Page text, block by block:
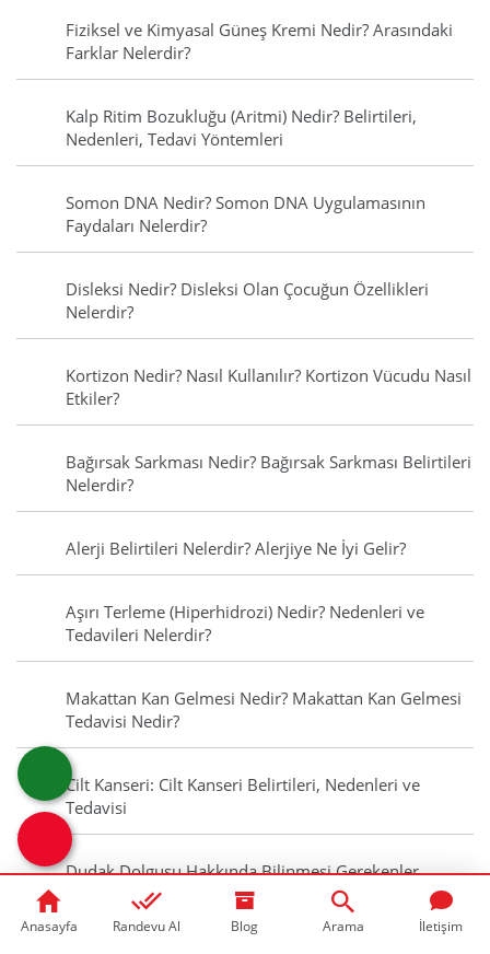
Fiziksel ve Kimyasal Güneş Kremi Nedir? Arasındaki
Farklar Nelerdir?
Kalp Ritim Bozukluğu (Aritmi) Nedir? Belirtileri,
Nedenleri, Tedavi Yöntemleri
Somon DNA Nedir? Somon DNA Uygulamasının
Faydaları Nelerdir?
Disleksi Nedir? Disleksi Olan Çocuğun Özellikleri
Nelerdir?
Kortizon Nedir? Nasıl Kullanılır? Kortizon Vücudu Nasıl
Etkiler?
Bağırsak Sarkması Nedir? Bağırsak Sarkması Belirtileri
Nelerdir?
Alerji Belirtileri Nelerdir? Alerjiye Ne İyi Gelir?
Aşırı Terleme (Hiperhidrozi) Nedir? Nedenleri ve
Tedavileri Nelerdir?
Makattan Kan Gelmesi Nedir? Makattan Kan Gelmesi
Tedavisi Nedir?
Cilt Kanseri: Cilt Kanseri Belirtileri, Nedenleri ve
Tedavisi
Dudak Dolgusu Hakkında Bilinmesi Gerekenler
Normal Doğum Nedir? Doğumun Başladığını
Anasayfa Randevu Al Blog Arama İletişim